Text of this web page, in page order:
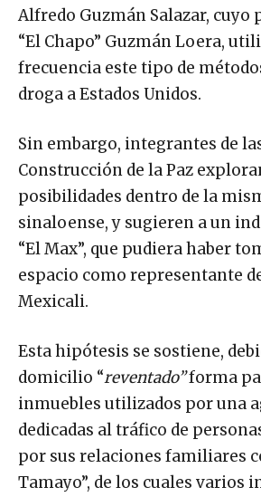
Alfredo Guzmán Salazar, cuyo
“El Chapo” Guzmán Loera,
frecuencia este tipo de
droga a Estados Unidos.
Sin embargo, integrantes de
Construcción de la Paz
posibilidades dentro de la
sinaloense, y sugieren a un
“El Max”, que pudiera haber
espacio como representante
Mexicali.
Esta hipótesis se sostiene,
domicilio “reventado”forma
inmuebles utilizados por una
dedicadas al tráfico de
por sus relaciones familiares
Tamayo”, de los cuales varios